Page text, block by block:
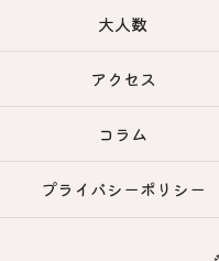
大人数
アクセス
コラム
プライバシーポリシー